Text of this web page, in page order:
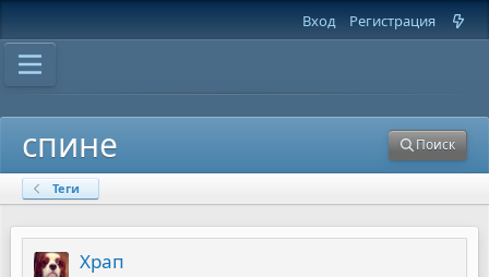
Вход Регистрация
спине Поиск
Теги
Храп